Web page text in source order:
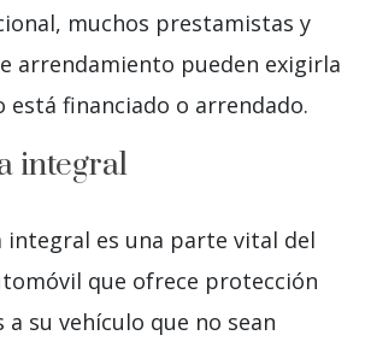
muchos prestamistas y
arrendamiento pueden exigirla
está financiado o arrendado.
integral
integral es una parte vital del
que ofrece protección
su vehículo que no sean